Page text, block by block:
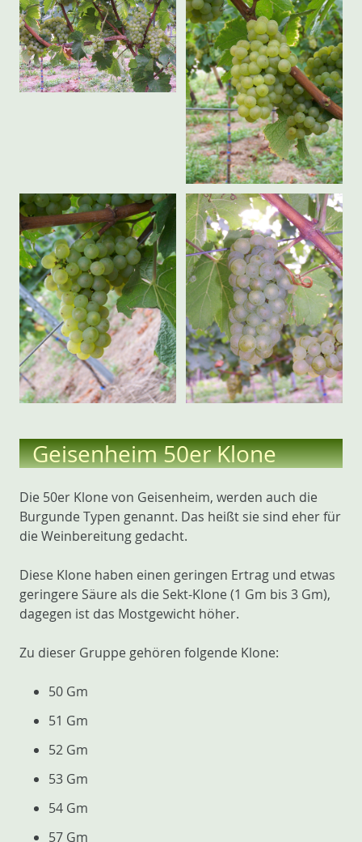
Geisenheim 50er Klone
Die 50er Klone von Geisenheim, werden auch die
Burgunde Typen genannt. Das heißt sie sind eher für
die Weinbereitung gedacht.
Diese Klone haben einen geringen Ertrag und etwas
geringere Säure als die Sekt-Klone (1 Gm bis 3 Gm),
dagegen ist das Mostgewicht höher.
Zu dieser Gruppe gehören folgende Klone:
50 Gm
51 Gm
52 Gm
53 Gm
54 Gm
57 Gm